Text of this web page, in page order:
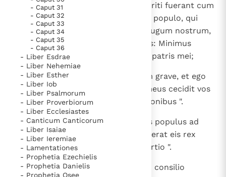
- Caput 31
- Caput 32
- Caput 33
- Caput 34
- Caput 35
- Caput 36
- Liber Esdrae
- Liber Nehemiae
- Liber Esther
- Liber Iob
- Liber Psalmorum
- Liber Proverbiorum
- Liber Ecclesiastes
- Canticum Canticorum
- Liber Isaiae
- Liber Ieremiae
- Lamentationes
- Prophetia Ezechielis
- Prophetia Danielis
- Prophetia Osee
Et responderunt iuvenes, qui nutriti fuerant cum
eo, atque dixerunt: " Sic loqueris populo, qui
dixit tibi: "Pater tuus aggravavit iugum nostrum,
tu subleva", et sic respondebis eis: Minimus
digitus meus grossior est lumbis patris mei;
pater meus imposuit vobis iugum grave, et ego
maius pondus apponam; pater meus cecidit vos
flagellis, ego vero caedam scorpionibus ".
Venit ergo Ieroboam et universus populus ad
Roboam die tertio, sicut praeceperat eis rex
dicens: "Revertimini ad me die tertio ".
Responditque rex dura, derelicto consilio